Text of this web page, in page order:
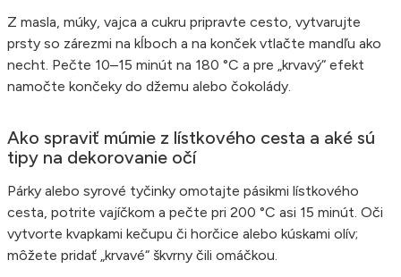
Z masla, múky, vajca a cukru pripravte cesto, vytvarujte
prsty so zárezmi na kĺboch a na konček vtlačte mandľu ako
necht. Pečte 10–15 minút na 180 °C a pre „krvavý“ efekt
namočte končeky do džemu alebo čokolády.
Ako spraviť múmie z lístkového cesta a aké sú
tipy na dekorovanie očí
Párky alebo syrové tyčinky omotajte pásikmi lístkového
cesta, potrite vajíčkom a pečte pri 200 °C asi 15 minút. Oči
vytvorte kvapkami kečupu či horčice alebo kúskami olív;
môžete pridať „krvavé“ škvrny čili omáčkou.